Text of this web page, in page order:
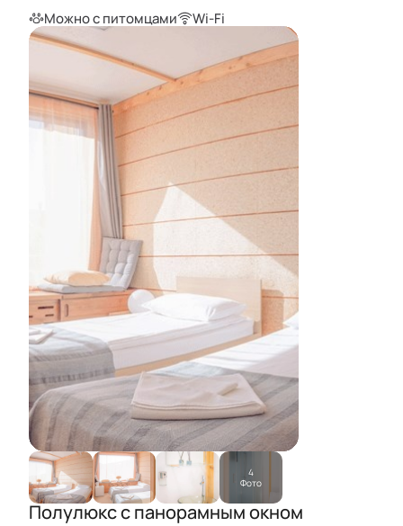
Можно с питомцами Wi-Fi
4
Фото
Полулюкс с панорамным окном